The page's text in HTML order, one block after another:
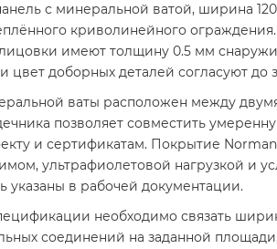
с минеральной ватой, ширина
криволинейного
имеют толщину 0.5 мм
цвет доборных деталей согласуют до
ваты расположен между
позволяет совместить
и сертификатам. Покрытие
ультрафиолетовой нагрузкой и
указаны в рабочей документации.
необходимо связать
соединений на заданной